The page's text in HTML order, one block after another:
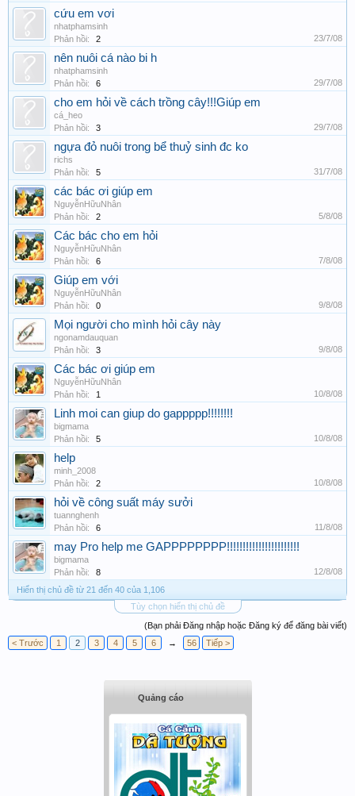
cứu em vơi
nhatphamsinh
Phản hồi:
2 23/7/08
nên nuôi cá nào bi h
nhatphamsinh
Phản hồi:
6 29/7/08
cho em hỏi về cách trồng cây!!!Giúp em
cá_heo
Phản hồi:
3 29/7/08
ngựa đỏ nuôi trong bể thuỷ sinh đc ko
richs
Phản hồi:
5 31/7/08
các bác ơi giúp em
NguyễnHữuNhân
Phản hồi:
2 5/8/08
Các bác cho em hỏi
NguyễnHữuNhân
Phản hồi:
6 7/8/08
Giúp em với
NguyễnHữuNhân
Phản hồi:
0 9/8/08
Mọi người cho mình hỏi cây này
ngonamdauquan
Phản hồi:
3 9/8/08
Các bác ơi giúp em
NguyễnHữuNhân
Phản hồi:
1 10/8/08
Linh moi can giup do gappppp!!!!!!!!
bigmama
Phản hồi:
5 10/8/08
help
minh_2008
Phản hồi:
2 10/8/08
hỏi về công suất máy sưởi
tuannghenh
Phản hồi:
6 11/8/08
may Pro help me GAPPPPPPPP!!!!!!!!!!!!!!!!!!!!!!!
bigmama
Phản hồi:
8
12/8/08
Hiển thị chủ đề từ 21 đến 40 của 1,106
Tùy chọn hiển thị chủ đề
(Bạn phải Đăng nhập hoặc Đăng ký để đăng bài viết)
< Trước
1 2 3 4 5 6 → 56 Tiếp >
Quảng cáo